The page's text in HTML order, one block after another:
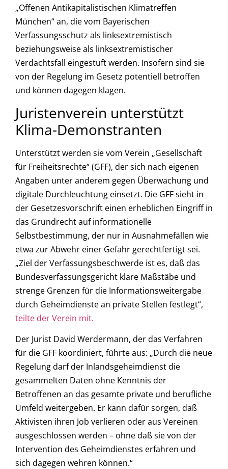
„Offenen Antikapitalistischen Klimatreffen
München“ an, die vom Bayerischen
Verfassungsschutz als linksextremistisch
beziehungsweise als linksextremistischer
Verdachtsfall eingestuft werden. Insofern sind sie
von der Regelung im Gesetz potentiell betroffen
und können dagegen klagen.
Juristenverein unterstützt
Klima-Demonstranten
Unterstützt werden sie vom Verein „Gesellschaft
für Freiheitsrechte“ (GFF), der sich nach eigenen
Angaben unter anderem gegen Überwachung und
digitale Durchleuchtung einsetzt. Die GFF sieht in
der Gesetzesvorschrift einen erheblichen Eingriff in
das Grundrecht auf informationelle
Selbstbestimmung, der nur in Ausnahmefällen wie
etwa zur Abwehr einer Gefahr gerechtfertigt sei.
„Ziel der Verfassungsbeschwerde ist es, daß das
Bundesverfassungsgericht klare Maßstäbe und
strenge Grenzen für die Informationsweitergabe
durch Geheimdienste an private Stellen festlegt“,
teilte der Verein mit.
Der Jurist David Werdermann, der das Verfahren
für die GFF koordiniert, führte aus: „Durch die neue
Regelung darf der Inlandsgeheimdienst die
gesammelten Daten ohne Kenntnis der
Betroffenen an das gesamte private und berufliche
Umfeld weitergeben. Er kann dafür sorgen, daß
Aktivisten ihren Job verlieren oder aus Vereinen
ausgeschlossen werden – ohne daß sie von der
Intervention des Geheimdienstes erfahren und
sich dagegen wehren können.“